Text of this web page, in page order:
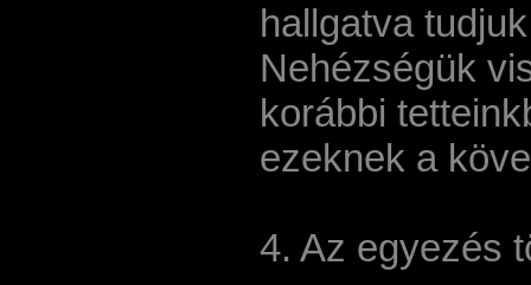
hallgatva
Nehézségük
korábbi
ezeknek a
4. Az egyezés